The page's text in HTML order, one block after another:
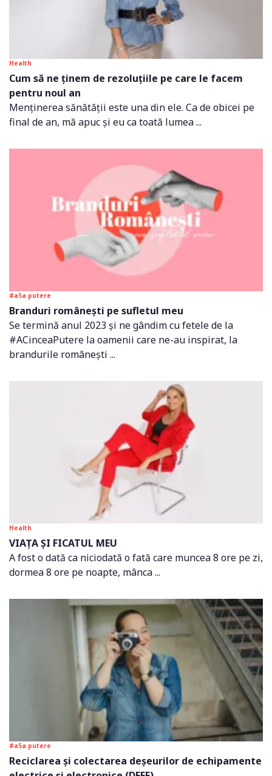
Health
Cum să ne ținem de rezoluțiile pe care le facem
pentru noul an
Menținerea sănătății este una din ele. Ca de obicei pe
final de an, mă apuc și eu ca toată lumea ...
#a5a putere
Branduri românești pe sufletul meu
Se termină anul 2023 și ne gândim cu fetele de la
#ACinceaPutere la oamenii care ne-au inspirat, la
brandurile românești ...
Health
VIAȚA ȘI FICATUL MEU
A fost o dată ca niciodată o fată care muncea 8 ore pe zi,
dormea 8 ore pe noapte, mânca ...
#a5a putere
Reciclarea și colectarea deșeurilor de echipamente